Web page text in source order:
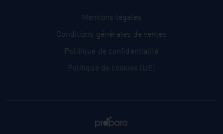
Mentions légales
Conditions générales de ventes
Politique de confidentialité
Politique de cookies (UE)